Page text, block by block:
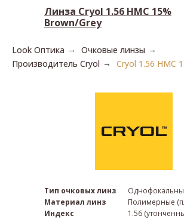
Линза Cryol 1.56 HMC 15%
Brown/Grey
Look Оптика → Очковые линзы →
Производитель Cryol → Cryol 1.56 HMC
Тип очковых линз
Материал линз
Индекс
Полимерные
1.56